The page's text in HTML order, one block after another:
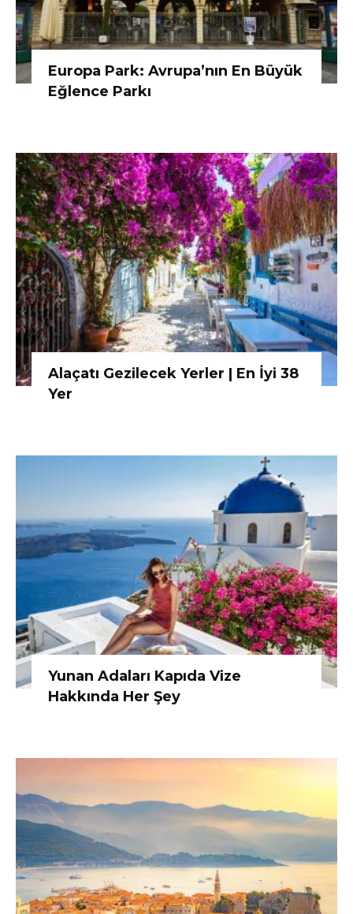
Europa Park: Avrupa’nın En Büyük
Eğlence Parkı
Alaçatı Gezilecek Yerler | En İyi 38
Yer
Yunan Adaları Kapıda Vize
Hakkında Her Şey